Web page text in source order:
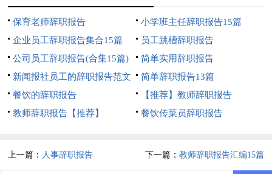
保育老师辞职报告
小学班主任辞职报告15篇
企业员工辞职报告集合15篇
员工跳槽辞职报告
公司员工辞职报告(合集15篇)
简单实用辞职报告
新闻报社员工的辞职报告范文
简单辞职报告13篇
餐饮的辞职报告
【推荐】教师辞职报告
教师辞职报告【推荐】
餐饮传菜员辞职报告
上一篇： 人事辞职报告 下一篇： 教师辞职报告汇编15篇